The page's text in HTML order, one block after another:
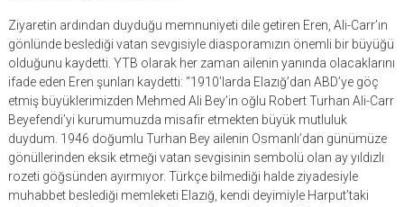
Ziyaretin ardından duyduğu memnuniyeti dile getiren Eren, Ali-Carr’ın
gönlünde beslediği vatan sevgisiyle diasporamızın önemli bir büyüğü
olduğunu kaydetti. YTB olarak her zaman ailenin yanında olacaklarını
ifade eden Eren şunları kaydetti: “1910’larda Elazığ’dan ABD’ye göç
etmiş büyüklerimizden Mehmed Ali Bey’in oğlu Robert Turhan Ali-Carr
Beyefendi’yi kurumumuzda misafir etmekten büyük mutluluk
duydum. 1946 doğumlu Turhan Bey ailenin Osmanlı’dan günümüze
gönüllerinden eksik etmeği vatan sevgisinin sembolü olan ay yıldızlı
rozeti göğsünden ayırmıyor. Türkçe bilmediği halde ziyadesiyle
muhabbet beslediği memleketi Elazığ, kendi deyimiyle Harput’taki